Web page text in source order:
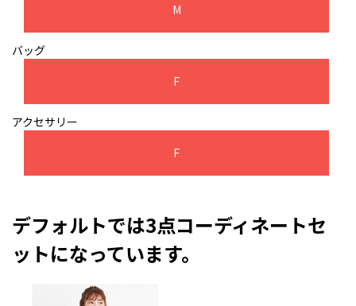
M
バッグ
F
アクセサリー
F
デフォルトでは3点コーディネートセ
ットになっています。